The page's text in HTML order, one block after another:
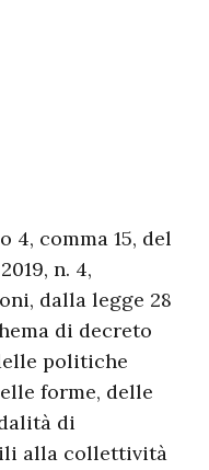
4, comma 15, del
n. 4,
dalla legge 28
di decreto
politiche
forme, delle
di
alla collettività